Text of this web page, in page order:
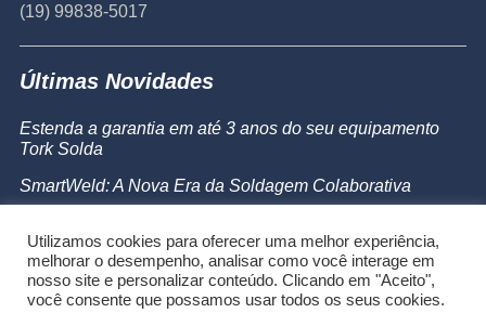
(19) 99838-5017
Últimas Novidades
Estenda a garantia em até 3 anos do seu equipamento
Tork Solda
SmartWeld: A Nova Era da Soldagem Colaborativa
Powermax 45 SYNC
Utilizamos cookies para oferecer uma melhor experiência,
melhorar o desempenho, analisar como você interage em
nosso site e personalizar conteúdo. Clicando em "Aceito",
você consente que possamos usar todos os seus cookies.